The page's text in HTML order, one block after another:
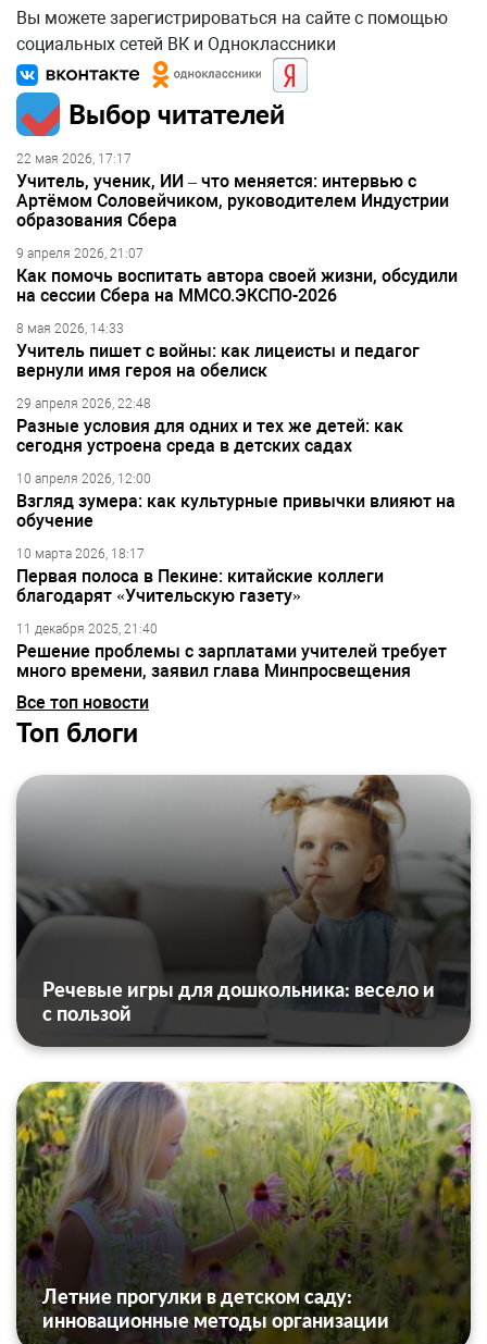
Вы можете зарегистрироваться на сайте с помощью
социальных сетей ВК и Одноклассники
Выбор читателей
22 мая 2026, 17:17
Учитель, ученик, ИИ – что меняется: интервью с
Артёмом Соловейчиком, руководителем Индустрии
образования Сбера
9 апреля 2026, 21:07
Как помочь воспитать автора своей жизни, обсудили
на сессии Сбера на ММСО.ЭКСПО-2026
8 мая 2026, 14:33
Учитель пишет с войны: как лицеисты и педагог
вернули имя героя на обелиск
29 апреля 2026, 22:48
Разные условия для одних и тех же детей: как
сегодня устроена среда в детских садах
10 апреля 2026, 12:00
Взгляд зумера: как культурные привычки влияют на
обучение
10 марта 2026, 18:17
Первая полоса в Пекине: китайские коллеги
благодарят «Учительскую газету»
11 декабря 2025, 21:40
Решение проблемы с зарплатами учителей требует
много времени, заявил глава Минпросвещения
Все топ новости
Топ блоги
Речевые игры для дошкольника: весело и
с пользой
Летние прогулки в детском саду:
инновационные методы организации